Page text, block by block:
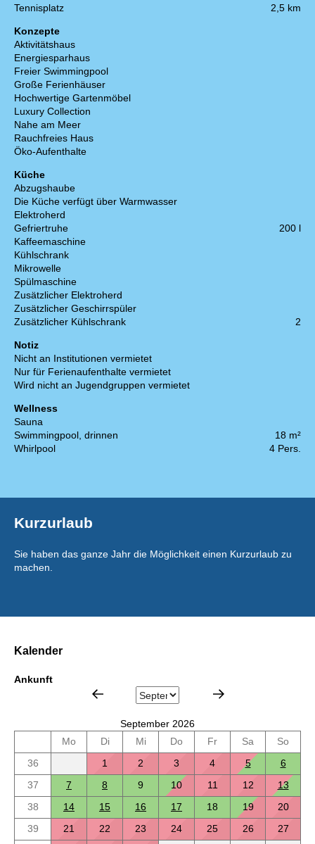
Tennisplatz
2,5 km
Konzepte
Aktivitätshaus
Energiesparhaus
Freier Swimmingpool
Große Ferienhäuser
Hochwertige Gartenmöbel
Luxury Collection
Nahe am Meer
Rauchfreies Haus
Öko-Aufenthalte
Küche
Abzugshaube
Die Küche verfügt über Warmwasser
Elektroherd
Gefriertruhe
200 l
Kaffeemaschine
Kühlschrank
Mikrowelle
Spülmaschine
Zusätzlicher Elektroherd
Zusätzlicher Geschirrspüler
Zusätzlicher Kühlschrank
2
Notiz
Nicht an Institutionen vermietet
Nur für Ferienaufenthalte vermietet
Wird nicht an Jugendgruppen vermietet
Wellness
Sauna
Swimmingpool, drinnen
18 m²
Whirlpool
4 Pers.
Kurzurlaub
Sie haben das ganze Jahr die Möglichkeit einen Kurzurlaub zu
machen.
Kalender
Ankunft
September 2026
Mo
Di Mi Do Fr Sa
So
36
1 2 3 4 5
6
37
7 8 9 10 11 12
13
38
14 15 16 17 18 19
20
39
21 22 23 24 25 26
27